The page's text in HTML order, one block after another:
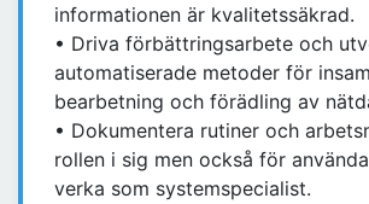
informationen är kvalitetssäkrad.
• Driva förbättringsarbete och
automatiserade metoder för
bearbetning och förädling av
• Dokumentera rutiner och
rollen i sig men också för
verka som systemspecialist.